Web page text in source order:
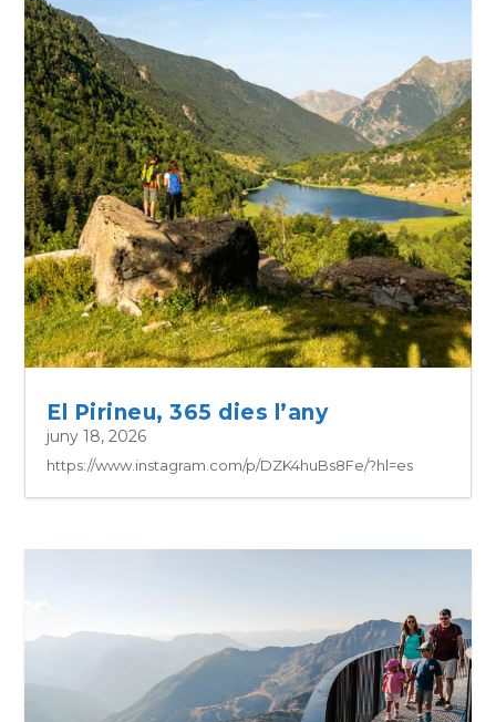
El Pirineu, 365 dies l’any
juny 18, 2026
https://www.instagram.com/p/DZK4huBs8Fe/?hl=es